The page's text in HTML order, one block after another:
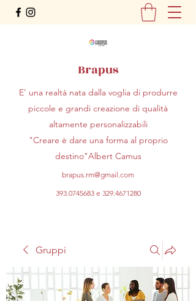
Brapus
E' una realtà nata dalla voglia di produrre
piccole e grandi creazione di qualità
altamente personalizzabili
"Creare è dare una forma al proprio
destino"Albert Camus
brapus.rm@gmail.com
393.0745683e 329.4671280
Gruppi